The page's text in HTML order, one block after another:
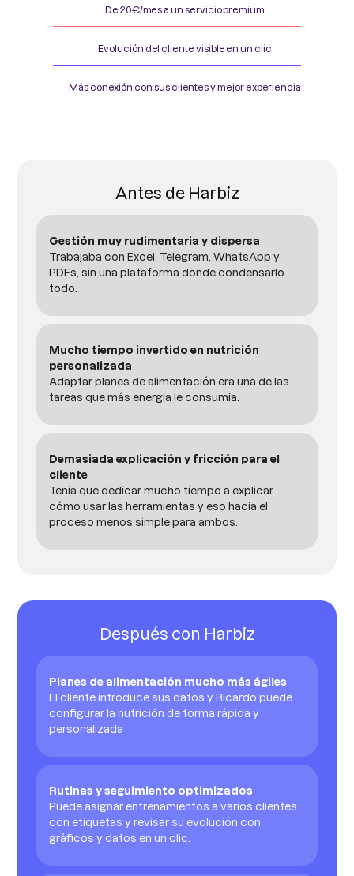
De 20€/mes a un servicio premium
Evolución del cliente visible en un clic
Más conexión con sus clientes y mejor experiencia
Antes de Harbiz
Gestión muy rudimentaria y dispersa
Trabajaba con Excel, Telegram, WhatsApp y
PDFs, sin una plataforma donde condensarlo
todo.
Mucho tiempo invertido en nutrición
personalizada
Adaptar planes de alimentación era una de las
tareas que más energía le consumía.
Demasiada explicación y fricción para el
cliente
Tenía que dedicar mucho tiempo a explicar
cómo usar las herramientas y eso hacía el
proceso menos simple para ambos.
Después con Harbiz
Planes de alimentación mucho más ágiles
El cliente introduce sus datos y Ricardo puede
configurar la nutrición de forma rápida y
personalizada
Rutinas y seguimiento optimizados
Puede asignar entrenamientos a varios clientes
con etiquetas y revisar su evolución con
gráficos y datos en un clic.